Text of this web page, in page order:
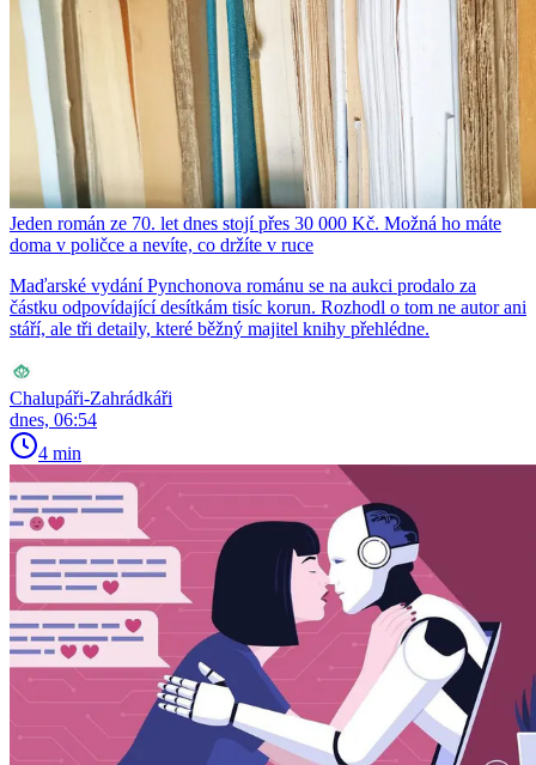
Jeden román ze 70. let dnes stojí přes 30 000 Kč. Možná ho máte
doma v poličce a nevíte, co držíte v ruce
Maďarské vydání Pynchonova románu se na aukci prodalo za
částku odpovídající desítkám tisíc korun. Rozhodl o tom ne autor ani
stáří, ale tři detaily, které běžný majitel knihy přehlédne.
Chalupáři-Zahrádkáři
dnes, 06:54
4 min